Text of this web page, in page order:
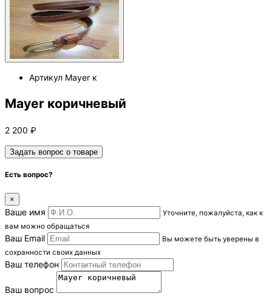
Артикул Mayer к
Mayer коричневый
2 200 ₽
Задать вопрос о товаре
Есть вопрос?
×
Ваше имя
Уточните, пожалуйста, как к
вам можно обращаться
Ваш Email
Вы можете быть уверены в
сохранности своих данных
Ваш телефон
Ваш вопрос